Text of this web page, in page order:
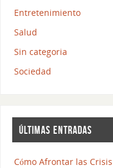
Entretenimiento
Salud
Sin categoria
Sociedad
ÚLTIMAS ENTRADAS
Cómo Afrontar las